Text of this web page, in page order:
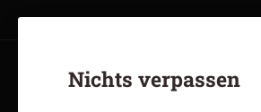
AGB und Widerrufsbelehrung Datenschutz
Nichts verpassen